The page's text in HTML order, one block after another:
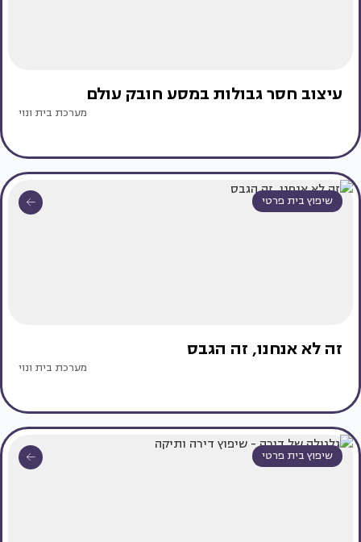
עיצוב חסר גבולות במסע חובק עולם
מערכת בית ונוי
שיפוץ בית פרטי
זה לא אנחנו, זה הגבס
מערכת בית ונוי
שיפוץ בית פרטי